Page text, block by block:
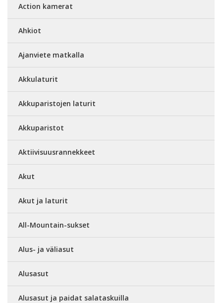
Action kamerat
Ahkiot
Ajanviete matkalla
Akkulaturit
Akkuparistojen laturit
Akkuparistot
Aktiivisuusrannekkeet
Akut
Akut ja laturit
All-Mountain-sukset
Alus- ja väliasut
Alusasut
Alusasut ja paidat salataskuilla